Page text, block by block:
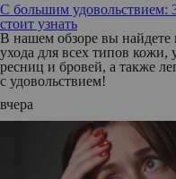
С большим удовольствием:
стоит узнать
В нашем обзоре вы найдете
ухода для всех типов кожи,
ресниц и бровей, а также
с удовольствием!
вчера